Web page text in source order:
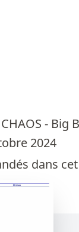
- Big
2024
dans